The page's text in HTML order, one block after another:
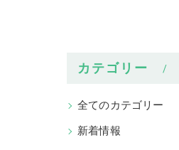
カテゴリー
全てのカテゴリー
新着情報